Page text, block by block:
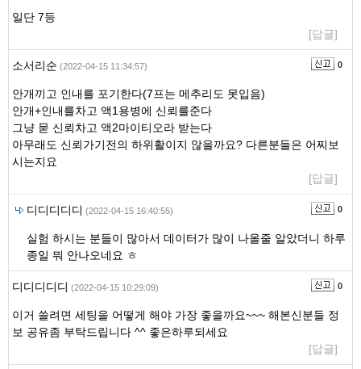
일단 7등
[답글]
소서리순 (2022-04-15 11:34:57) 0
안개끼고 인내를 포기한다(7프는 메추리도 못입음)
안개+인내를차고 액1용병에 신뢰를준다
그냥 묻 신뢰차고 액2마이티오라 받는다
아무래도 신뢰가기전의 하위활이지 않을까요? 다른분들은 어찌보
시는지요
[답글]
디디디디디 (2022-04-15 16:40:55) 0
실험 하시는 분들이 많아서 데이터가 많이 나올줄 알았더니 하루
종일 뭐 안나오네요 ㅎ
디디디디디 (2022-04-15 10:29:09) 0
이거 쓸려면 세팅을 어떻게 해야 가장 좋을까요~~~ 해본신분들 정
보 공유좀 부탁드립니다 ^^ 좋은하루되세요
[답글]